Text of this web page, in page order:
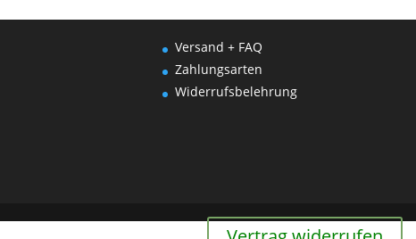
Versand + FAQ
Zahlungsarten
Widerrufsbelehrung